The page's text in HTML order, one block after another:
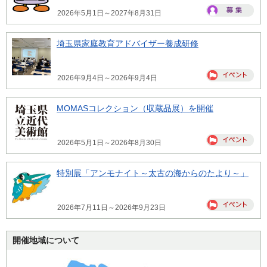
2026年5月1日～2027年8月31日
埼玉県家庭教育アドバイザー養成研修
2026年9月4日～2026年9月4日
MOMASコレクション（収蔵品展）を開催
2026年5月1日～2026年8月30日
特別展「アンモナイト～太古の海からのたより～」
2026年7月11日～2026年9月23日
開催地域について